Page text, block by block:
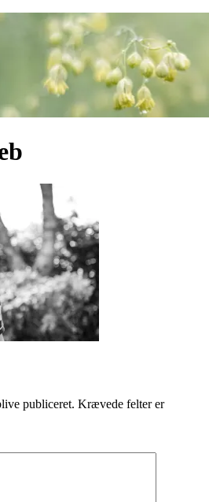
publiceret. Krævede felter er